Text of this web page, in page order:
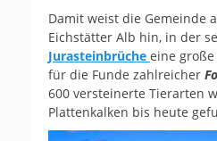
Damit weist die Gemeinde
Eichstätter Alb hin, in der
Jurasteinbrüche eine
für die Funde zahlreicher
600 versteinerte Tierarten
Plattenkalken bis heute